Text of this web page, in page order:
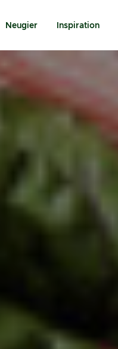
Neugier Inspiration